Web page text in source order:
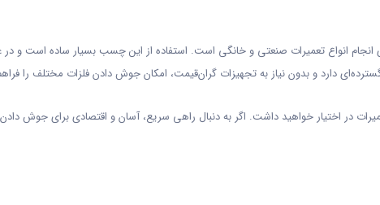
انواع تعمیرات صنعتی و خانگی است. استفاده از این چسب بسیار ساده است و در
دارد و بدون نیاز به تجهیزات گران‌قیمت، امکان جوش دادن فلزات مختلف را
در اختیار خواهید داشت. اگر به دنبال راهی سریع، آسان و اقتصادی برای جوش